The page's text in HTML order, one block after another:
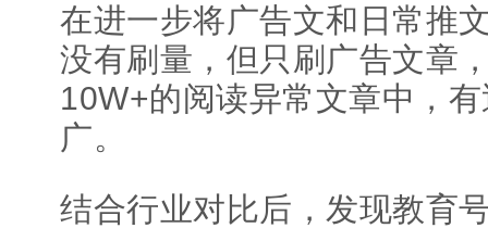
在进一步将广告文和日常推
没有刷量，但只刷广告文章
10W+的阅读异常文章中，
广。
结合行业对比后，发现教育